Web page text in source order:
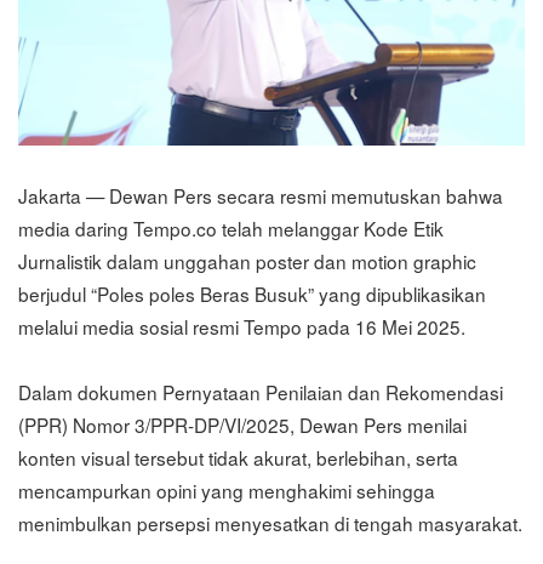
Jakarta — Dewan Pers secara resmi memutuskan bahwa
media daring Tempo.co telah melanggar Kode Etik
Jurnalistik dalam unggahan poster dan motion graphic
berjudul “Poles poles Beras Busuk” yang dipublikasikan
melalui media sosial resmi Tempo pada 16 Mei 2025.
Dalam dokumen Pernyataan Penilaian dan Rekomendasi
(PPR) Nomor 3/PPR-DP/VI/2025, Dewan Pers menilai
konten visual tersebut tidak akurat, berlebihan, serta
mencampurkan opini yang menghakimi sehingga
menimbulkan persepsi menyesatkan di tengah masyarakat.